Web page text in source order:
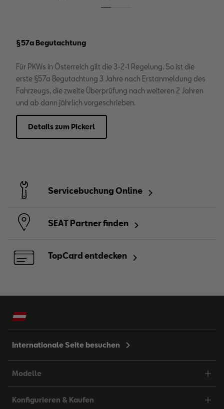
§57a Begutachtung
Für PKWs in Österreich gilt die 3-2-1 Regelung. So ist die
erste §57a Begutachtung 3 Jahre nach Erstanmeldung des
Fahrzeugs, die zweite Überprüfung nach weiteren 2 Jahren
und ab dann jährlich vorgeschrieben.
Details zum Pickerl
Servicebuchung Online
SEAT Partner finden
TopCard entdecken
Internationale Seite besuchen
Modelle
Konfigurieren & Kaufen